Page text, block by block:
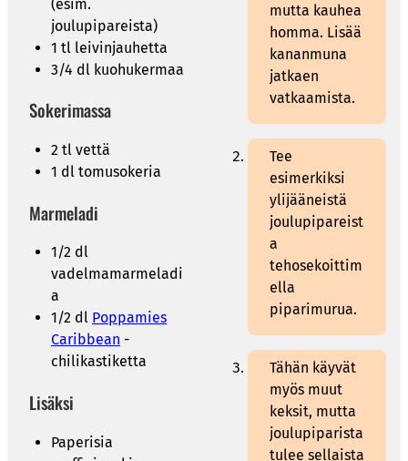
(esim.
joulupipareista)
1 tl leivinjauhetta
3/4 dl kuohukermaa
Sokerimassa
2 tl vettä
1 dl tomusokeria
Marmeladi
1/2 dl
vadelmamarmeladi
a
1/2 dl Poppamies
Caribbean -
chilikastiketta
Lisäksi
Paperisia
mutta kauhea
homma. Lisää
kananmuna
jatkaen
vatkaamista.
Tee
esimerkiksi
ylijääneistä
joulupipareist
a
tehosekoittim
ella
piparimurua.
Tähän käyvät
myös muut
keksit, mutta
joulupiparista
tulee sellaista